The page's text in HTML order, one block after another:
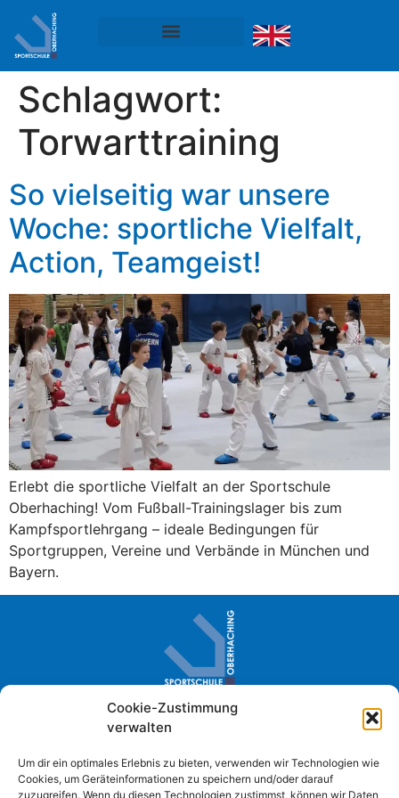
Cookie-Zustimmung
verwalten
Um dir ein optimales Erlebnis zu bieten, verwenden wir Technologien wie
Cookies, um Geräteinformationen zu speichern und/oder darauf
zuzugreifen. Wenn du diesen Technologien zustimmst, können wir Daten
Schlagwort:
Torwarttraining
So vielseitig war unsere
Woche: sportliche Vielfalt,
Action, Teamgeist!
Erlebt die sportliche Vielfalt an der Sportschule
Oberhaching! Vom Fußball-Trainingslager bis zum
Kampfsportlehrgang – ideale Bedingungen für
Sportgruppen, Vereine und Verbände in München und
Bayern.
Sportschule Oberhaching · Im Loh 2
+49 (0) 89 61384-0
info@sportschule-oberhaching.de